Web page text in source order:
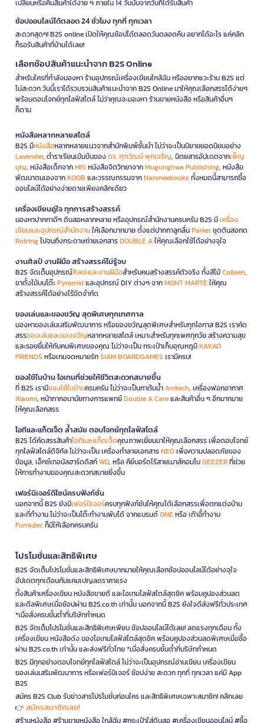
เปลี่ยนหรือคืนสินค้าได้ง่าย ๆ ภายใน 14 วันนับจากวันที่ได้รับสินค้า
ช้อปออนไลน์ได้ตลอด 24 ชั่วโมง ทุกที่ ทุกเวลา
สะดวกสุดๆ! B2S online เปิดให้คุณช้อปได้ตลอดวันตลอดคืน อยากได้อะไร แค่คลิก
ก็รอรับสินค้าที่บ้านได้เลย!
เลือกช้อปสินค้าแนะนำจาก B2S Online
สำหรับใครที่กำลังมองหา ร้านอุปกรณ์เครื่องเขียนใกล้ฉัน หรืออยากแวะร้าน B2S แต่
ไม่สะดวก วันนี้เราได้รวบรวมสินค้าแนะนำจาก B2S Online มาให้คุณเลือกสรรได้ง่ายๆ
พร้อมตอบโจทย์ทุกไลฟ์สไตล์ ไม่ว่าคุณจะมองหา ร้านขายหนังสือ หรือสินค้าอื่นๆ
ก็ตาม
หนังสือหลากหลายสไตล์
B2S มีหนังสือหลากหลายแนวจากสำนักพิมพ์ชั้นนำ ไม่ว่าจะเป็นนิยายยอดนิยมอย่าง
Lavender, ตำราเรียนเข้มข้นของดร. ศุภวัฒน์ พุกเจริญ, นิตยสารอัปเดตจากเพ็ญ
บุญ, หนังสือเด็กจากMIS หนังสือจิตวิทยาจากMugunghwa Publishing, หนังสือ
พัฒนาตนเองจากKOOB และวรรณกรรมจากNanmeebooks ทั้งหมดนี้สามารถซื้อ
ออนไลน์ได้อย่างง่ายดายเพียงคลิกเดียว
เครื่องเขียนคู่ใจ ทุกการสร้างสรรค์
มองหาปากกาดีๆ ดินสอหลากหลาย หรืออุปกรณ์สำนักงานครบครัน B2S มีเครื่อง
เขียนและอุปกรณ์สำนักงานให้เลือกมากมาย ตั้งแต่ปากกาลูกลื่นParkerชุดดินสอกด
Rotringไปจนถึงกระดาษถ่ายเอกสารDOUBLE Aให้คุณเลือกใช้ได้อย่างจุใจ
งานศิลป์ งานฝีมือ สร้างสรรค์ไม่รู้จบ
B2S จัดเต็มอุปกรณ์ศิลปะและงานฝีมือสำหรับคนสร้างสรรค์ตัวจริง ทั้งสีไม้Colleen,
ขาตั้งไม้บนโต๊ะPyramidและอุปกรณ์ DIY ต่างๆ จากMONT MARTEให้คุณ
สร้างสรรค์ได้อย่างไร้ขีดจำกัด
ของเล่นและของขวัญ สุดพิเศษทุกเทศกาล
มองหาของเล่นเสริมพัฒนาการ หรือของขวัญสุดพิเศษสำหรับทุกโอกาส B2S เราคัด
สรรของเล่นและของขวัญหลากหลายสไตล์ เหมาะสำหรับทุกเพศทุกวัย สร้างความสุข
และรอยยิ้มให้กับคนพิเศษของคุณ ไม่ว่าจะเป็น กระเป๋าเก็บอุณหภูมิKAKAO
FRIENDS หรือเกมจดหมายรักSIAM BOARDGAMES เรามีครบ!
ของใช้ในบ้าน ไอเทมที่ช่วยให้ชีวิตสะดวกสบายขึ้น
ที่ B2S เรามีของใช้ในบ้านครบครัน ไม่ว่าจะเป็นกาต้มน้ำAnitech, เครื่องฟอกอากาศ
Xiaomi, หน้ากากอนามัยทางการแพทย์Double A Careและสินค้าอื่น ๆ อีกมากมาย
ให้คุณเลือกสรร
ไอทีและแก็ดเจ็ต ล้ำสมัย ตอบโจทย์ทุกไลฟ์สไตล์
B2S ได้คัดสรรสินค้าไอทีและแก็ดเจ็ตคุณภาพเยี่ยมมาให้คุณเลือกสรร เพื่อตอบโจทย์
ทุกไลฟ์สไตล์ดิจิทัล ไม่ว่าจะเป็น เครื่องทำลายเอกสารNEOเพื่อความปลอดภัยของ
ข้อมูล, เอ็กซ์เทอนัลฮาร์ดดิสก์WD, หรือ คีย์บอร์ดไร้สายเมาส์คอมโบGEEZERที่ช่วย
ให้การทำงานของคุณสะดวกสบายยิ่งขึ้น
เฟอร์นิเจอร์ดีไซน์ครบฟังก์ชั่น
นอกจากนี้ B2S ยังมีเฟอร์นิเจอร์ครบทุกฟังก์ชันให้คุณได้เลือกสรรเพื่อตกแต่งบ้าน
และที่ทำงาน ไม่ว่าจะเป็นโต๊ะทำงานพับได้ จากแบรนด์ONEหรือ เก้าอี้ทำงาน
Furradecก็มีให้เลือกครบครัน
โปรโมชั่นและสิทธิพิเศษ
B2S จัดเต็มโปรโมชั่นและสิทธิพิเศษมากมายให้คุณเลือกช้อปออนไลน์ได้อย่างจุใจ
อัปเดตทุกเดือนกับแคมเปญลดราคาแรง
ทั้งสินค้าเครื่องเขียน หนังสือขายดี และไอเทมไลฟ์สไตล์สุดชิค พร้อมคูปองส่วนลด
และดีลพิเศษเมื่อช้อปผ่าน B2S.co.th เท่านั้น นอกจากนี้ B2S ยังใจดีส่งฟรีทั่วประเทศ
*เมื่อสั่งครบขั้นต่ำที่บริษัทกำหนด
B2S จัดเต็มโปรโมชั่นและสิทธิพิเศษเพียบ ช้อปออนไลน์ได้เลย! ลดแรงทุกเดือน ทั้ง
เครื่องเขียน หนังสือดัง ของไอเทมไลฟ์สไตล์สุดชิค พร้อมคูปองส่วนลดพิเศษเมื่อซื้อ
ผ่าน B2S.co.th เท่านั้น และส่งฟรีทั่วไทย *เมื่อสั่งครบขั้นต่ำที่บริษัทกำหนด
B2S มีทุกอย่างตอบโจทย์ทุกไลฟ์สไตล์ ไม่ว่าจะเป็นอุปกรณ์อ่านเขียน เครื่องเขียน
ของเล่นเสริมพัฒนาการ หรือเฟอร์นิเจอร์ ช้อปง่าย สะดวก ทุกที่ ทุกเวลา แค่มี App
B2S
สมัคร B2S Club รับข่าวสารโปรโมชั่นก่อนใคร และสิทธิพิเศษเฉพาะสมาชิก! คลิกเลย
👉 สมัครสมาชิกเลย!
#ร้านหนังสือ #ร้านขายหนังสือ ใกล้ฉัน #กระเป๋าใส่ดินสอ #เครื่องเขียนออนไลน์ #ซื้อ